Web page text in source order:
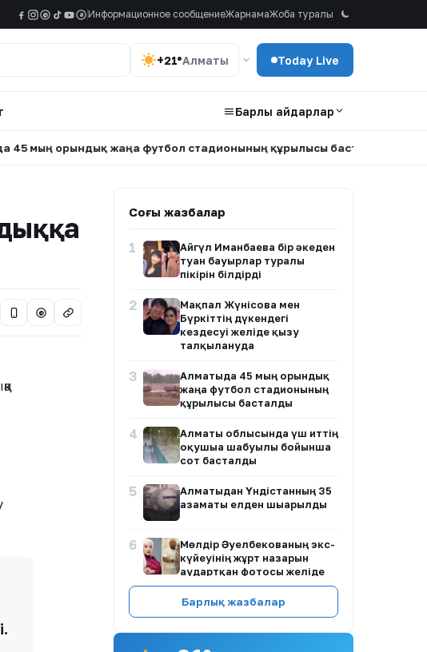
@ a Информационное сообщениеЖарнамаЖоба туралы
+21°Алматы Today Live
Барлық айдарлар
орындық жаңа футбол стадионының құрылысы басталды
@
Соңғы жазбалар
1
Айгүл Иманбаева бір әкеден
туған бауырлар туралы
пікірін білдірді
2
Мақпал Жүнісова мен
Бүркіттің дүкендегі
кездесуі желіде қызу
талқылануда
3
Алматыда 45 мың орындық
жаңа футбол стадионының
құрылысы басталды
4
Алматы облысында үш иттің
оқушыға шабуылы бойынша
сот басталды
5
Алматыдан Үндістанның 35
азаматы елден шығарылды
6
Мөлдір Әуелбекованың экс-
күйеуінің жұрт назарын
аудартқан фотосы желіде
тарады
7
Тәжіғали Елеуов: Рахат
Барлық жазбалар